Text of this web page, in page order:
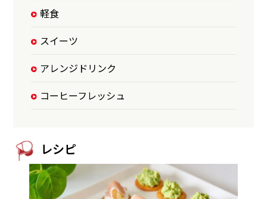
軽食
スイーツ
アレンジドリンク
コーヒーフレッシュ
レシピ